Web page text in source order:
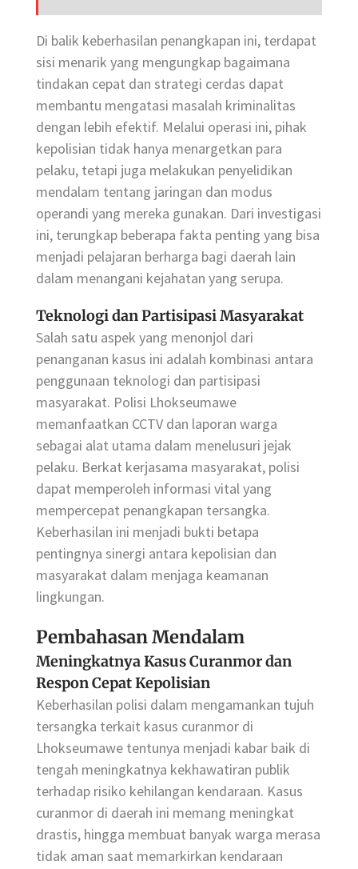
Di balik keberhasilan penangkapan ini, terdapat
sisi menarik yang mengungkap bagaimana
tindakan cepat dan strategi cerdas dapat
membantu mengatasi masalah kriminalitas
dengan lebih efektif. Melalui operasi ini, pihak
kepolisian tidak hanya menargetkan para
pelaku, tetapi juga melakukan penyelidikan
mendalam tentang jaringan dan modus
operandi yang mereka gunakan. Dari investigasi
ini, terungkap beberapa fakta penting yang bisa
menjadi pelajaran berharga bagi daerah lain
dalam menangani kejahatan yang serupa.
Teknologi dan Partisipasi Masyarakat
Salah satu aspek yang menonjol dari
penanganan kasus ini adalah kombinasi antara
penggunaan teknologi dan partisipasi
masyarakat. Polisi Lhokseumawe
memanfaatkan CCTV dan laporan warga
sebagai alat utama dalam menelusuri jejak
pelaku. Berkat kerjasama masyarakat, polisi
dapat memperoleh informasi vital yang
mempercepat penangkapan tersangka.
Keberhasilan ini menjadi bukti betapa
pentingnya sinergi antara kepolisian dan
masyarakat dalam menjaga keamanan
lingkungan.
Pembahasan Mendalam
Meningkatnya Kasus Curanmor dan
Respon Cepat Kepolisian
Keberhasilan polisi dalam mengamankan tujuh
tersangka terkait kasus curanmor di
Lhokseumawe tentunya menjadi kabar baik di
tengah meningkatnya kekhawatiran publik
terhadap risiko kehilangan kendaraan. Kasus
curanmor di daerah ini memang meningkat
drastis, hingga membuat banyak warga merasa
tidak aman saat memarkirkan kendaraan